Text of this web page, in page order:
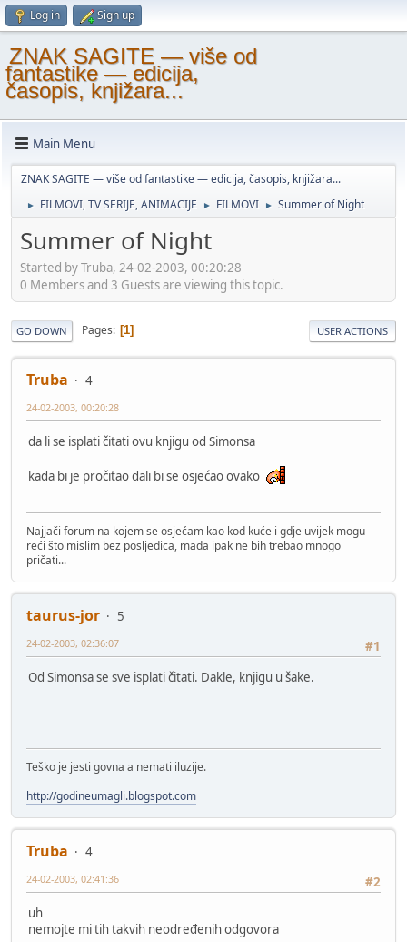
Log in Sign up
ZNAK SAGITE — više od
fantastike — edicija,
časopis, knjižara...
Main Menu
ZNAK SAGITE — više od fantastike — edicija, časopis, knjižara...
► FILMOVI, TV SERIJE, ANIMACIJE ► FILMOVI ► Summer of Night
Summer of Night
Started by Truba, 24-02-2003, 00:20:28
0 Members and 3 Guests are viewing this topic.
GO DOWN Pages 1 USER ACTIONS
Truba 4
24-02-2003, 00:20:28
da li se isplati čitati ovu knjigu od Simonsa
kada bi je pročitao dali bi se osjećao ovako
Najjači forum na kojem se osjećam kao kod kuće i gdje uvijek mogu
reći što mislim bez posljedica, mada ipak ne bih trebao mnogo
pričati...
taurus-jor
5
#1
24-02-2003, 02:36:07
Od Simonsa se sve isplati čitati. Dakle, knjigu u šake.
Teško je jesti govna a nemati iluzije.
http://godineumagli.blogspot.com
Truba
4
#2
24-02-2003, 02:41:36
uh
nemojte mi tih takvih neodređenih odgovora